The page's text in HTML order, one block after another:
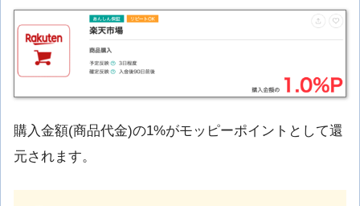
購入金額(商品代金)の1%がモッピーポイントとして還
元されます。